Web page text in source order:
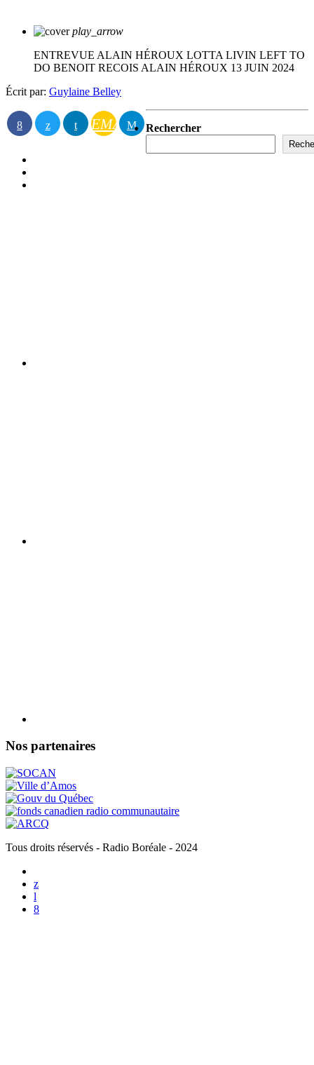
play_arrow
ENTREVUE ALAIN HÉROUX LOTTA LIVIN LEFT TO
DO BENOIT RECOIS ALAIN HÉROUX 13 JUIN 2024
Écrit par: Guylaine Belley
EMAIL Rechercher
Nos partenaires
Tous droits réservés - Radio Boréale - 2024